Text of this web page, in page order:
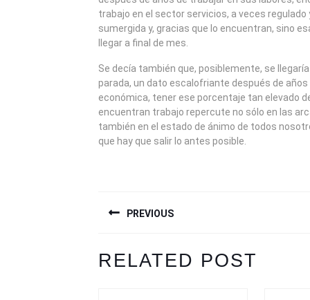
trabajo en el sector servicios, a veces
sumergida y, gracias que lo encuentran, sino
llegar a final de mes.
Se decía también que, posiblemente, se
parada, un dato escalofriante después de años
económica, tener ese porcentaje tan elevado
encuentran trabajo repercute no sólo en las
también en el estado de ánimo de todos
que hay que salir lo antes posible.
DE
ENTRADAS
PREVIOUS
post:
RELATED POST